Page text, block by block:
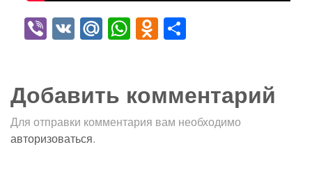
Viber
VK Mail.Ru
WhatsApp
Odnoklassniki
Добавить комментарий
Для отправки комментария вам необходимо
авторизоваться.